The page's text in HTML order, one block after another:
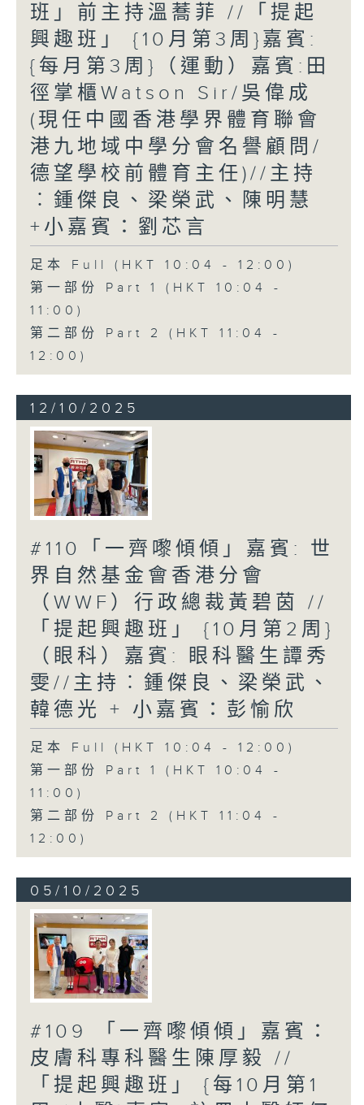
班」前主持溫蕎菲 //「提起
興趣班」 {10月第3周}嘉賓:
{每月第3周}（運動）嘉賓:田
徑掌櫃Watson Sir/吳偉成
(現任中國香港學界體育聯會
港九地域中學分會名譽顧問/
德望學校前體育主任)//主持
︰鍾傑良、梁榮武、陳明慧
+小嘉賓：劉芯言
足本 Full (HKT 10:04 - 12:00)
第一部份 Part 1 (HKT 10:04 -
11:00)
第二部份 Part 2 (HKT 11:04 -
12:00)
12/10/2025
#110「一齊嚟傾傾」嘉賓: 世
界自然基金會香港分會
（WWF）行政總裁黃碧茵 //
「提起興趣班」 {10月第2周}
（眼科）嘉賓: 眼科醫生譚秀
雯//主持︰鍾傑良、梁榮武、
韓德光 + 小嘉賓：彭愉欣
足本 Full (HKT 10:04 - 12:00)
第一部份 Part 1 (HKT 10:04 -
11:00)
第二部份 Part 2 (HKT 11:04 -
12:00)
05/10/2025
#109 「一齊嚟傾傾」嘉賓：
皮膚科專科醫生陳厚毅 //
「提起興趣班」 {每10月第1